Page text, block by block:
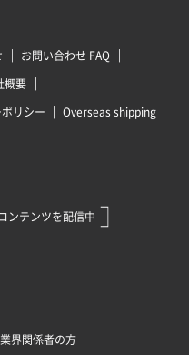
お問い合わせ FAQ
概要
リシー Overseas shipping